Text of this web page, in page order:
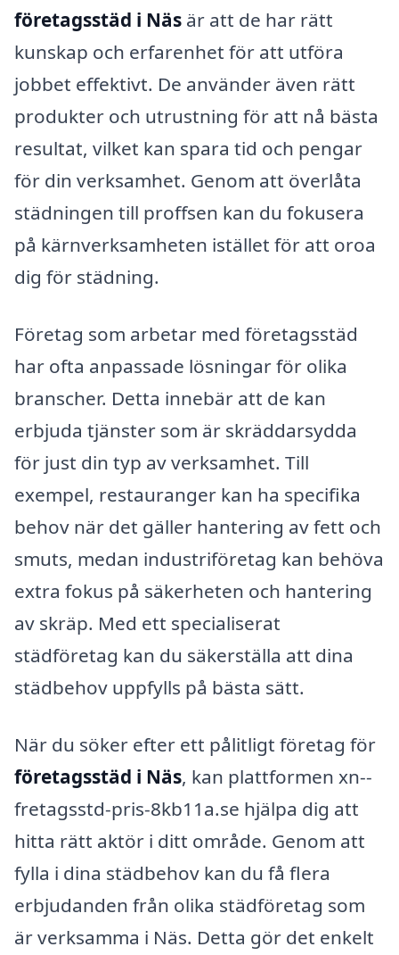
företagsstäd i Näs är att de har rätt
kunskap och erfarenhet för att utföra
jobbet effektivt. De använder även rätt
produkter och utrustning för att nå bästa
resultat, vilket kan spara tid och pengar
för din verksamhet. Genom att överlåta
städningen till proffsen kan du fokusera
på kärnverksamheten istället för att oroa
dig för städning.
Företag som arbetar med företagsstäd
har ofta anpassade lösningar för olika
branscher. Detta innebär att de kan
erbjuda tjänster som är skräddarsydda
för just din typ av verksamhet. Till
exempel, restauranger kan ha specifika
behov när det gäller hantering av fett och
smuts, medan industriföretag kan behöva
extra fokus på säkerheten och hantering
av skräp. Med ett specialiserat
städföretag kan du säkerställa att dina
städbehov uppfylls på bästa sätt.
När du söker efter ett pålitligt företag för
företagsstäd i Näs, kan plattformen xn--
fretagsstd-pris-8kb11a.se hjälpa dig att
hitta rätt aktör i ditt område. Genom att
fylla i dina städbehov kan du få flera
erbjudanden från olika städföretag som
är verksamma i Näs. Detta gör det enkelt